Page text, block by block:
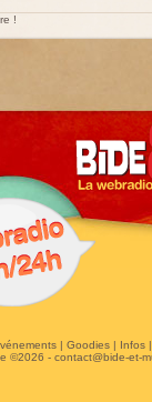
!
| Goodies| Infos
©2026 - contact@bide-et-